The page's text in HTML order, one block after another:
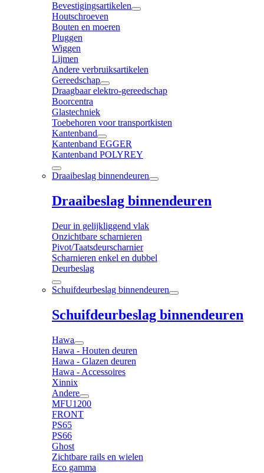
Bevestigingsartikelen
Houtschroeven
Bouten en moeren
Pluggen
Wiggen
Lijmen
Andere verbruiksartikelen
Gereedschap
Draagbaar elektro-gereedschap
Boorcentra
Glastechniek
Toebehoren voor transportkisten
Kantenband
Kantenband EGGER
Kantenband POLYREY
Draaibeslag binnendeuren
Draaibeslag binnendeuren
Deur in gelijkliggend vlak
Onzichtbare scharnieren
Pivot/Taatsdeurscharnier
Scharnieren enkel en dubbel
Deurbeslag
Schuifdeurbeslag binnendeuren
Schuifdeurbeslag binnendeuren
Hawa
Hawa - Houten deuren
Hawa - Glazen deuren
Hawa - Accessoires
Xinnix
Andere
MFU1200
FRONT
PS65
PS66
Ghost
Zichtbare rails en wielen
Eco gamma